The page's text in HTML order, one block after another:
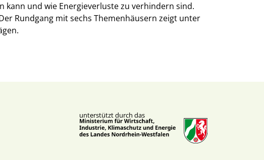
und wie Energieverluste zu verhindern sind.
Rundgang mit sechs Themenhäusern zeigt unter
unterstützt durch das